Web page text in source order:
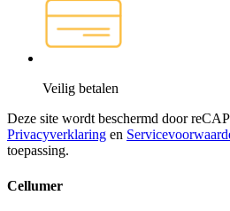
Veilig betalen
Deze site wordt beschermd door
Privacyverklaring en
toepassing.
Cellumer